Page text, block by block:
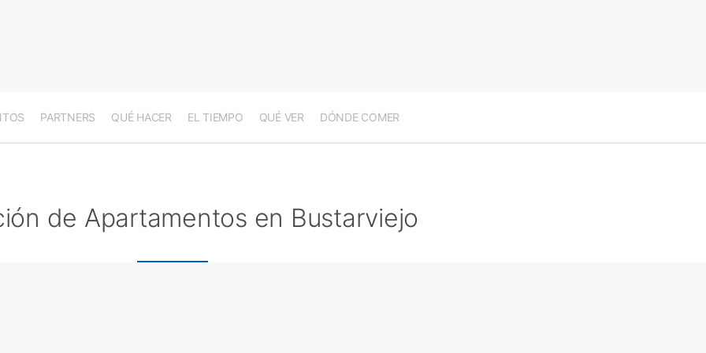
PARTNERS QUÉ HACER EL TIEMPO QUÉ VER DÓNDE COMER
de Apartamentos en Bustarviejo